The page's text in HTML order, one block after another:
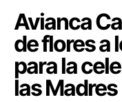
Avianca
de flores a
para la
las Madres